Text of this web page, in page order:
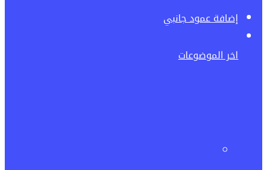
إضافة عمود جانبي
اخر الموضوعات